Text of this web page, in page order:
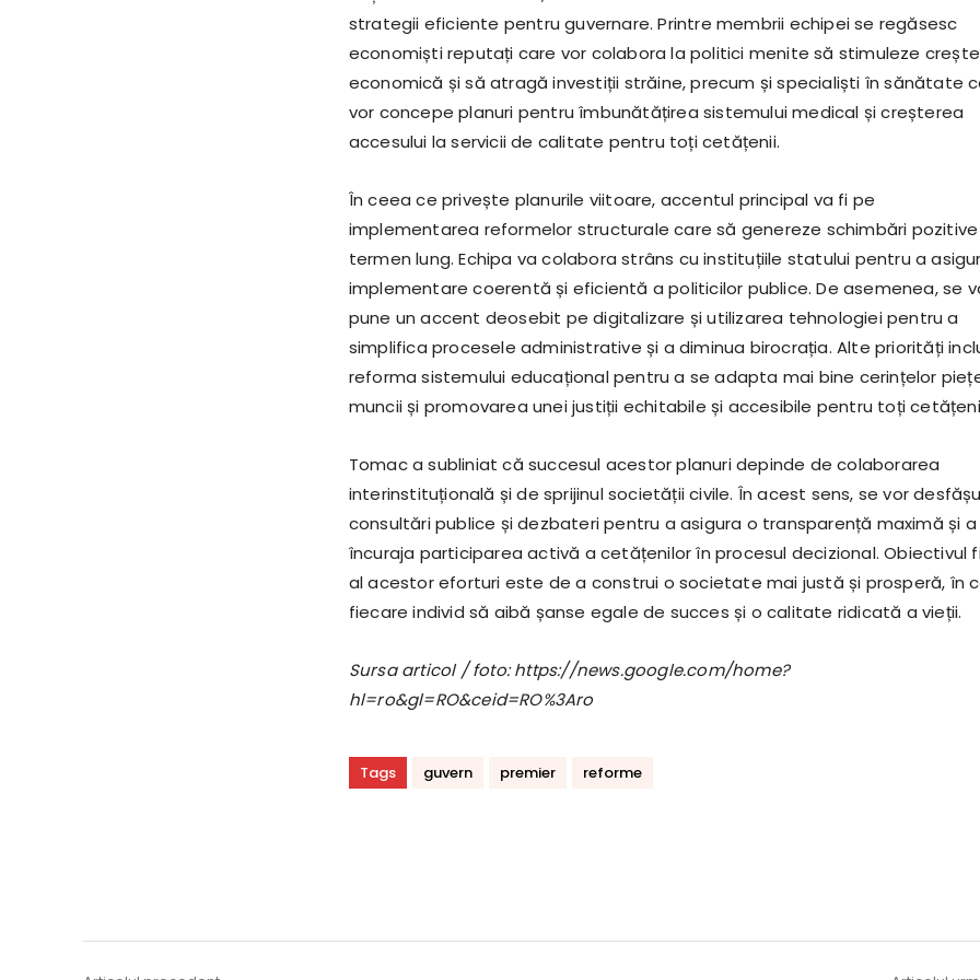
strategii eficiente pentru guvernare. Printre membrii echipei se regăsesc
economiști reputați care vor colabora la politici menite să stimuleze
economică și să atragă investiții străine, precum și specialiști în sănătate
vor concepe planuri pentru îmbunătățirea sistemului medical și creșterea
accesului la servicii de calitate pentru toți cetățenii.
În ceea ce privește planurile viitoare, accentul principal va fi pe
implementarea reformelor structurale care să genereze schimbări
termen lung. Echipa va colabora strâns cu instituțiile statului pentru a
implementare coerentă și eficientă a politicilor publice. De asemenea, se
pune un accent deosebit pe digitalizare și utilizarea tehnologiei pentru a
simplifica procesele administrative și a diminua birocrația. Alte priorități
reforma sistemului educațional pentru a se adapta mai bine cerințelor
muncii și promovarea unei justiții echitabile și accesibile pentru toți
Tomac a subliniat că succesul acestor planuri depinde de colaborarea
interinstituțională și de sprijinul societății civile. În acest sens, se vor
consultări publice și dezbateri pentru a asigura o transparență maximă și a
încuraja participarea activă a cetățenilor în procesul decizional. Obiectivul
al acestor eforturi este de a construi o societate mai justă și prosperă, în
fiecare individ să aibă șanse egale de succes și o calitate ridicată a vieții.
Sursa articol / foto: https://news.google.com/home?
hl=ro&gl=RO&ceid=RO%3Aro
Tags guvern premier reforme